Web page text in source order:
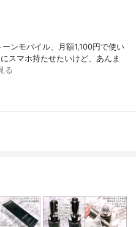
ンモバイル、月額1,100円で使い
スマホ持たせたいけど、あんま
る